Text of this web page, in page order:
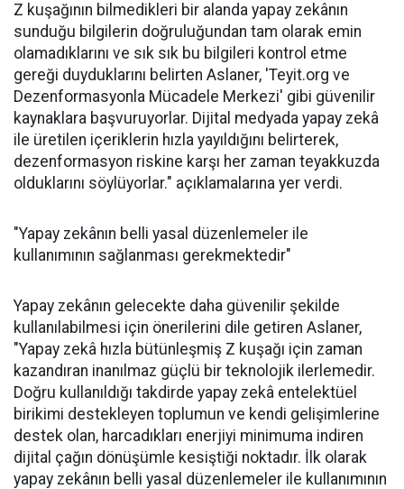
Z kuşağının bilmedikleri bir alanda yapay zekânın
sunduğu bilgilerin doğruluğundan tam olarak emin
olamadıklarını ve sık sık bu bilgileri kontrol etme
gereği duyduklarını belirten Aslaner, 'Teyit.org ve
Dezenformasyonla Mücadele Merkezi' gibi güvenilir
kaynaklara başvuruyorlar. Dijital medyada yapay zekâ
ile üretilen içeriklerin hızla yayıldığını belirterek,
dezenformasyon riskine karşı her zaman teyakkuzda
olduklarını söylüyorlar." açıklamalarına yer verdi.
"Yapay zekânın belli yasal düzenlemeler ile
kullanımının sağlanması gerekmektedir"
Yapay zekânın gelecekte daha güvenilir şekilde
kullanılabilmesi için önerilerini dile getiren Aslaner,
"Yapay zekâ hızla bütünleşmiş Z kuşağı için zaman
kazandıran inanılmaz güçlü bir teknolojik ilerlemedir.
Doğru kullanıldığı takdirde yapay zekâ entelektüel
birikimi destekleyen toplumun ve kendi gelişimlerine
destek olan, harcadıkları enerjiyi minimuma indiren
dijital çağın dönüşümle kesiştiği noktadır. İlk olarak
yapay zekânın belli yasal düzenlemeler ile kullanımının